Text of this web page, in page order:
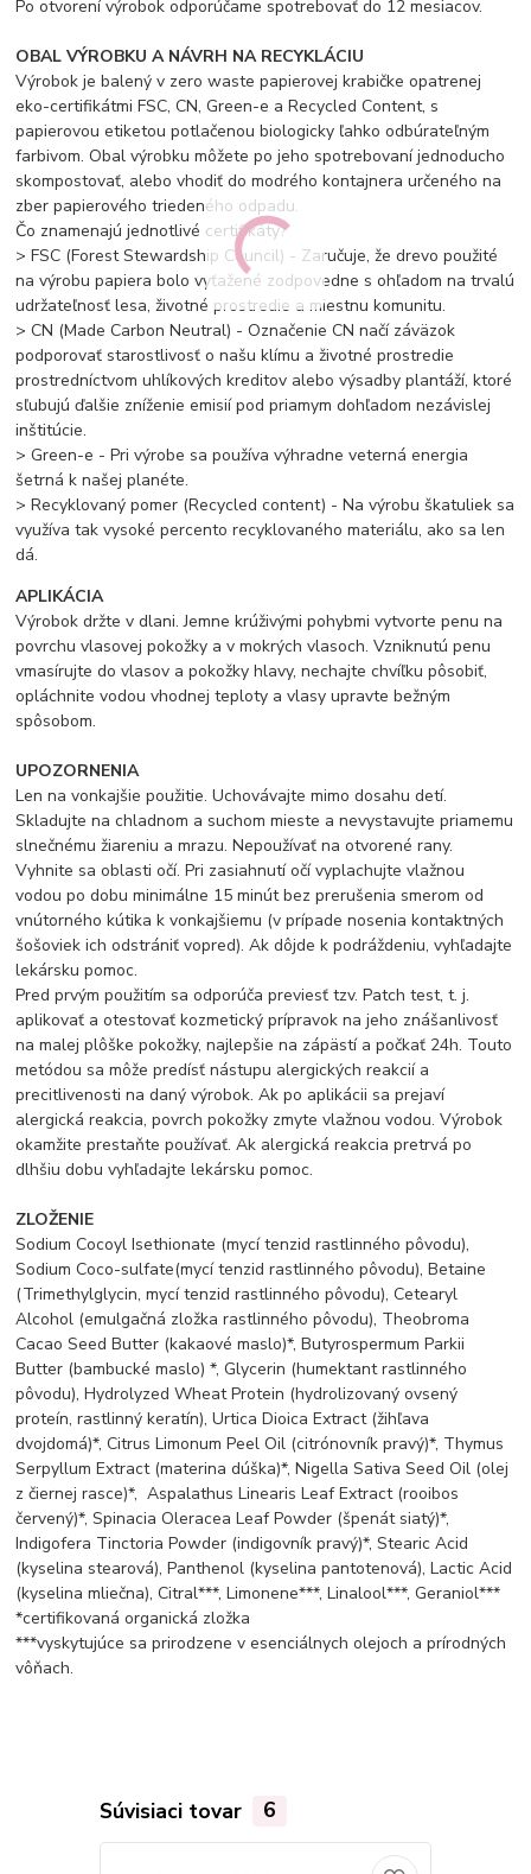
Po otvorení výrobok odporúčame spotrebovať do 12 mesiacov.
OBAL VÝROBKU A NÁVRH NA RECYKLÁCIU
Výrobok je balený v zero waste papierovej krabičke opatrenej
eko-certifikátmi FSC, CN, Green-e a Recycled Content, s
papierovou etiketou potlačenou biologicky ľahko odbúrateľným
farbivom. Obal výrobku môžete po jeho spotrebovaní jednoducho
skompostovať, alebo vhodiť do modrého kontajnera určeného na
zber papierového triedeného odpadu.
Čo znamenajú jednotlivé certifikáty?
> FSC (Forest Stewardship Council) - Zaručuje, že drevo použité
na výrobu papiera bolo vyťažené zodpovedne s ohľadom na trvalú
udržateľnosť lesa, životné prostredie a miestnu komunitu.
> CN (Made Carbon Neutral) - Označenie CN načí záväzok
podporovať starostlivosť o našu klímu a životné prostredie
prostredníctvom uhlíkových kreditov alebo výsadby plantáží, ktoré
sľubujú ďalšie zníženie emisií pod priamym dohľadom nezávislej
inštitúcie.
> Green-e - Pri výrobe sa používa výhradne veterná energia
šetrná k našej planéte.
> Recyklovaný pomer (Recycled content) - Na výrobu škatuliek sa
využíva tak vysoké percento recyklovaného materiálu, ako sa len
dá.
APLIKÁCIA
Výrobok držte v dlani. Jemne krúživými pohybmi vytvorte penu na
povrchu vlasovej pokožky a v mokrých vlasoch. Vzniknutú penu
vmasírujte do vlasov a pokožky hlavy, nechajte chvíľku pôsobiť,
opláchnite vodou vhodnej teploty a vlasy upravte bežným
spôsobom.
UPOZORNENIA
Len na vonkajšie použitie. Uchovávajte mimo dosahu detí.
Skladujte na chladnom a suchom mieste a nevystavujte priamemu
slnečnému žiareniu a mrazu. Nepoužívať na otvorené rany.
Vyhnite sa oblasti očí. Pri zasiahnutí očí vyplachujte vlažnou
vodou po dobu minimálne 15 minút bez prerušenia smerom od
vnútorného kútika k vonkajšiemu (v prípade nosenia kontaktných
šošoviek ich odstrániť vopred). Ak dôjde k podráždeniu, vyhľadajte
lekársku pomoc.
Pred prvým použitím sa odporúča previesť tzv. Patch test, t. j.
aplikovať a otestovať kozmetický prípravok na jeho znášanlivosť
na malej plôške pokožky, najlepšie na zápästí a počkať 24h. Touto
metódou sa môže predísť nástupu alergických reakcií a
precitlivenosti na daný výrobok. Ak po aplikácii sa prejaví
alergická reakcia, povrch pokožky zmyte vlažnou vodou. Výrobok
okamžite prestaňte používať. Ak alergická reakcia pretrvá po
dlhšiu dobu vyhľadajte lekársku pomoc.
ZLOŽENIE
Sodium Cocoyl Isethionate (mycí tenzid rastlinného pôvodu),
Sodium Coco-sulfate(mycí tenzid rastlinného pôvodu), Betaine
(Trimethylglycin, mycí tenzid rastlinného pôvodu), Cetearyl
Alcohol (emulgačná zložka rastlinného pôvodu), Theobroma
Cacao Seed Butter (kakaové maslo)*, Butyrospermum Parkii
Butter (bambucké maslo) *, Glycerin (humektant rastlinného
pôvodu), Hydrolyzed Wheat Protein (hydrolizovaný ovsený
proteín, rastlinný keratín), Urtica Dioica Extract (žihľava
dvojdomá)*, Citrus Limonum Peel Oil (citrónovník pravý)*, Thymus
Serpyllum Extract (materina dúška)*, Nigella Sativa Seed Oil (olej
z čiernej rasce)*, Aspalathus Linearis Leaf Extract (rooibos
červený)*, Spinacia Oleracea Leaf Powder (špenát siatý)*,
Indigofera Tinctoria Powder (indigovník pravý)*, Stearic Acid
(kyselina stearová), Panthenol (kyselina pantotenová), Lactic Acid
(kyselina mliečna), Citral***, Limonene***, Linalool***, Geraniol***
*certifikovaná organická zložka
***vyskytujúce sa prirodzene v esenciálnych olejoch a prírodných
vôňach.
Súvisiaci tovar 6